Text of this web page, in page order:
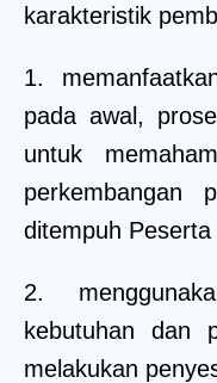
karakteristik
1.
pada awal,
untuk
perkembangan
ditempuh Peserta
2.
kebutuhan dan
melakukan